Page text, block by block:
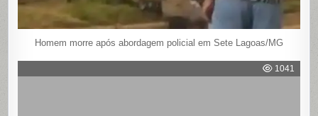
Homem morre após abordagem policial em Sete Lagoas/MG
1041